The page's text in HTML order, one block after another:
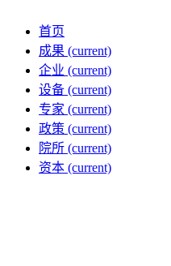
首页
成果 (current)
企业 (current)
设备 (current)
专家 (current)
政策 (current)
院所 (current)
资本 (current)